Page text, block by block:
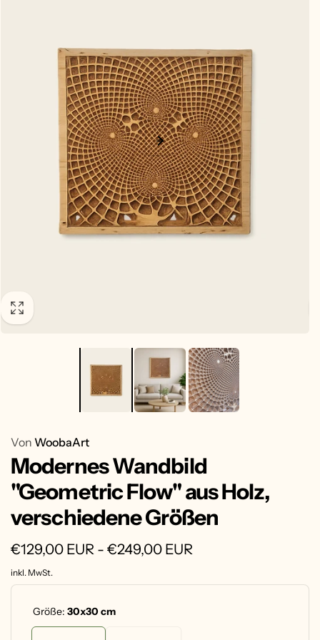
Von WoobaArt
Modernes Wandbild
"Geometric Flow" aus Holz,
verschiedene Größen
€129,00 EUR - €249,00 EUR
inkl. MwSt.
Größe: 30x30 cm